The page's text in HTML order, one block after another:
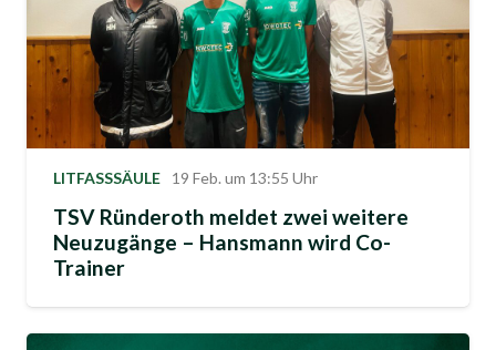
LITFASSSÄULE 19 Feb. um 13:55 Uhr
TSV Ründeroth meldet zwei weitere
Neuzugänge – Hansmann wird Co-
Trainer